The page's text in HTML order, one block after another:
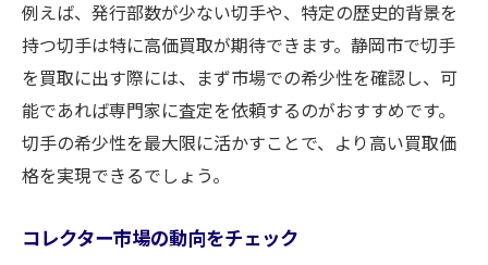
例えば、発行部数が少ない切手や、特定の歴史的背景を
持つ切手は特に高価買取が期待できます。静岡市で切手
を買取に出す際には、まず市場での希少性を確認し、可
能であれば専門家に査定を依頼するのがおすすめです。
切手の希少性を最大限に活かすことで、より高い買取価
格を実現できるでしょう。
コレクター市場の動向をチェック